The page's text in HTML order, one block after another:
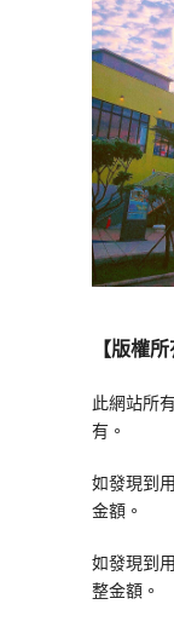
【版權
此網站所
有。
如發現到
金額。
如發現到
整金額。